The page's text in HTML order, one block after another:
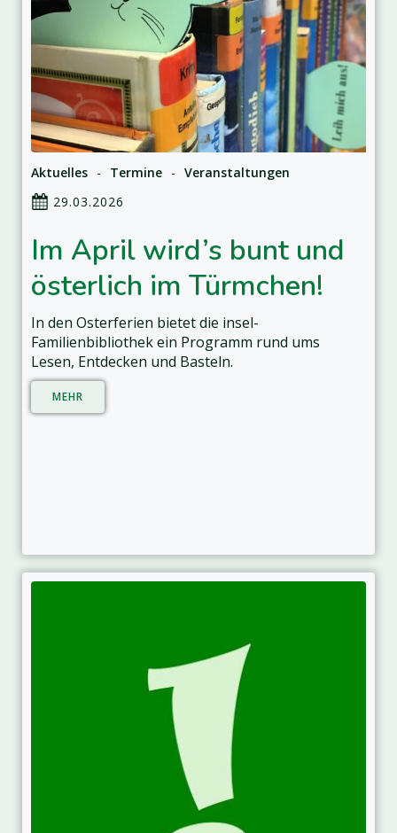
Aktuelles - Termine - Veranstaltungen
29.03.2026
Im April wird’s bunt und
österlich im Türmchen!
In den Osterferien bietet die insel-
Familienbibliothek ein Programm rund ums
Lesen, Entdecken und Basteln.
MEHR